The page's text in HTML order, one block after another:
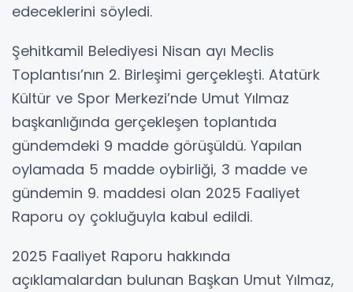
edeceklerini söyledi.
Şehitkamil Belediyesi Nisan ayı Meclis
Toplantısı’nın 2. Birleşimi gerçekleşti. Atatürk
Kültür ve Spor Merkezi’nde Umut Yılmaz
başkanlığında gerçekleşen toplantıda
gündemdeki 9 madde görüşüldü. Yapılan
oylamada 5 madde oybirliği, 3 madde ve
gündemin 9. maddesi olan 2025 Faaliyet
Raporu oy çokluğuyla kabul edildi.
2025 Faaliyet Raporu hakkında
açıklamalardan bulunan Başkan Umut Yılmaz,